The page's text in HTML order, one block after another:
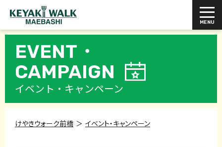
EVENT・
CAMPAIGN
イベント・キャンペーン
けやきウォーク前橋 イベント・キャンペーン